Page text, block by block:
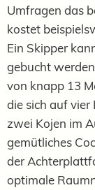
Umfragen das
kostet
Ein Skipper
gebucht
von knapp 13
die sich auf
zwei Kojen im
gemütliches
der
optimale